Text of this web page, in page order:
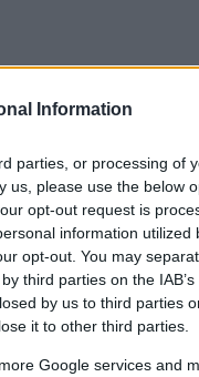
Information
parties, or processing of
us, please use the below
opt-out request is
information utilized
opt-out. You may
third parties on the
by us to third parties
it to other third parties.
Google services and